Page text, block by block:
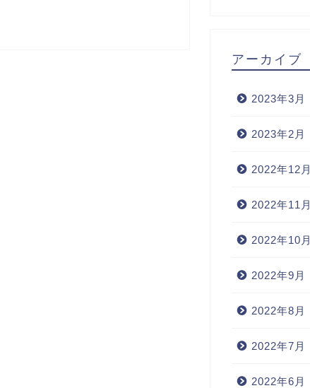
アーカイブ
2023年3月
2023年2月
2022年12月
2022年11月
2022年10月
2022年9月
2022年8月
2022年7月
2022年6月